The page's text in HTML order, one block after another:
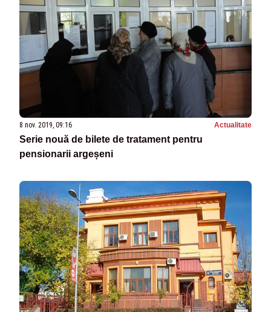
8 nov. 2019, 09:16 Actualitate
Serie nouă de bilete de tratament pentru
pensionarii argeșeni